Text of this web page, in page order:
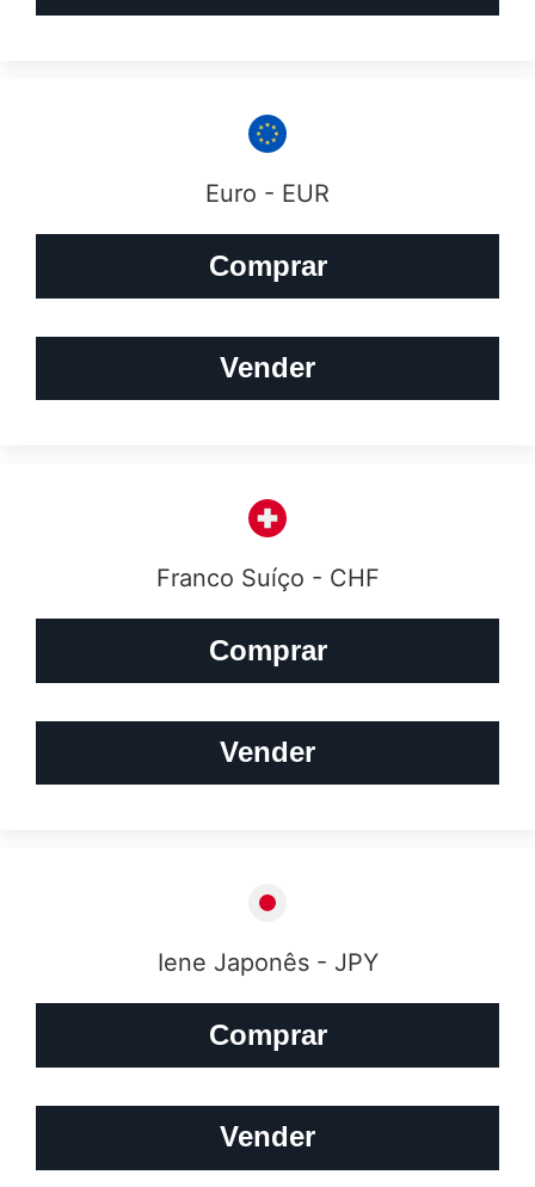
Euro - EUR
Comprar
Vender
Franco Suíço - CHF
Comprar
Vender
Iene Japonês - JPY
Comprar
Vender